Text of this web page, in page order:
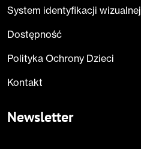
System identyfikacji wizualnej
Dostępność
Polityka Ochrony Dzieci
Kontakt
Newsletter